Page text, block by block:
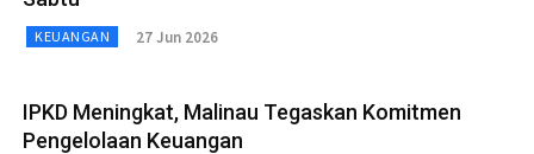
KEUANGAN 27 Jun 2026
IPKD Meningkat, Malinau Tegaskan Komitmen
Pengelolaan Keuangan